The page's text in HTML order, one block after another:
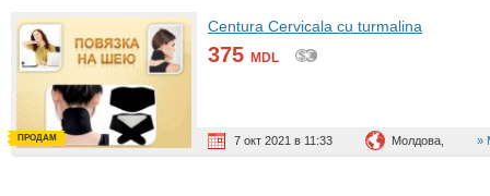
Centura Cervicala cu turmalina
375 MDL
7 окт 2021 в 11:33 Молдова,
ПРОДАМ